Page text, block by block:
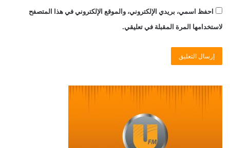
احفظ اسمي، بريدي الإلكتروني، والموقع الإلكتروني في هذا المتصفح
لاستخدامها المرة المقبلة في تعليقي.